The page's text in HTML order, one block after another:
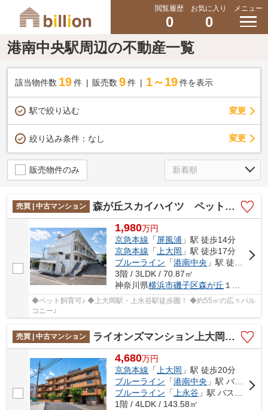
閲覧履歴
0
お気に入り
0
メニュー
港南中央駅周辺の不動産一覧
該当物件数 19件 販売数 9 件 1～19 件を表示
駅で絞り込む 変更
絞り込み条件： なし 変更
販売物件のみ
売買 | 中古マンション 森が丘スカイハイツ ペット飼育可/上大岡駅・上永谷駅徒歩圏/約55㎡の広々バルコニー
1,980万円
京急本線 「屏風浦 」駅 徒歩14分
京急本線 「上大岡 」駅 徒歩17分
ブルーライン 「港南中央 」駅 徒歩19分
3階 / 3LDK / 70.87㎡
神奈川県横浜市磯子区森が丘 １丁目22-1
◆ペット飼育可♪ ◆上大岡駅・上永谷駅徒歩圏！ ◆約55㎡の広々バル
コニー♪
売買 | 中古マンション ライオンズマンション上大岡第16 専有面積43㎡超/フルリノベーション済み/4面採光/専用庭/WCあり/LDK29帖
4,680万円
京急本線 「 上大岡 」駅 徒歩20分
ブルーライン 「港南中央 」駅 バス6分 「普門院前」 停歩6分
ブルーライン 「 上永谷 」駅 バス24分 「普門院前」 停歩6分
1階 / 4LDK / 143.58㎡